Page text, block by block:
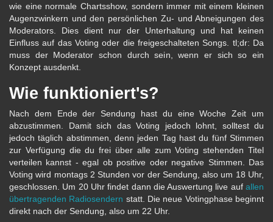
wie eine normale Chartsshow, sondern immer mit einem kleinen
Augenzwinkern und den persönlichen Zu- und Abneigungen des
Moderators. Dies dient nur der Unterhaltung und hat keinen
Einfluss auf das Voting oder die freigeschalteten Songs. tl;dr: Da
muss der Moderator schon durch sein, wenn er sich so ein
Konzept ausdenkt.
Wie funktioniert's?
Nach dem Ende der Sendung hast du eine Woche Zeit um
abzustimmen. Damit sich das Voting jedoch lohnt, solltest du
jedoch täglich abstimmen, denn jeden Tag hast du fünf Stimmen
zur Verfügung die du frei über alle zum Voting stehenden Titel
verteilen kannst - egal ob positive oder negative Stimmen. Das
Voting wird montags 2 Stunden vor der Sendung, also um 18 Uhr,
geschlossen. Um 20 Uhr findet dann die Auswertung live auf allen
übertragenden Radiosendern statt. Die neue Votingphase beginnt
direkt nach der Sendung, also um 22 Uhr.